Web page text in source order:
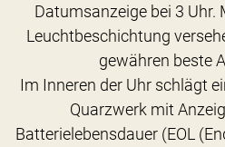
Datumsanzeige bei 3
Leuchtbeschichtung
gewähren beste
Im Inneren der Uhr schlägt
Quarzwerk mit
Batterielebensdauer (EOL